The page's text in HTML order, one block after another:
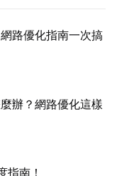
路優化指南一次搞
辦？網路優化這樣
指南！